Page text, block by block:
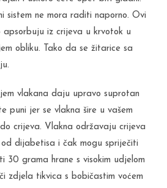
sistem ne mora raditi naporno. Ovi
apsorbuju iz crijeva u krvotok u
obliku. Tako da se žitarice sa
vlakana daju upravo suprotan
puni jer se vlakna šire u vašem
crijeva. Vlakna održavaju crijeva
od dijabetisa i čak mogu spriječiti
30 grama hrane s visokim udjelom
zdjela tikvica s bobičastim voćem